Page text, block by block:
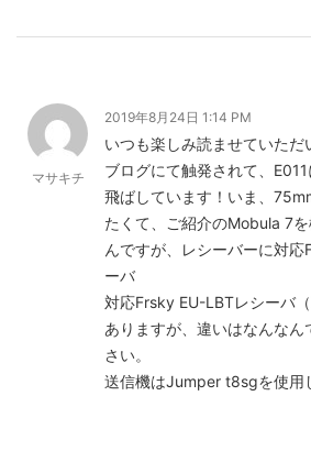
マサキチ
2019年8月24日 1:14 PM
いつも楽しみ読ませていただ
ブログにて触発されて、
飛ばしています！いま、
たくて、ご紹介のMobula 7
んですが、レシーバーに対
ーバ
対応Frsky EU-LBTレシーバ
ありますが、違いはなんなん
さい。
送信機はJumper t8sgを使用